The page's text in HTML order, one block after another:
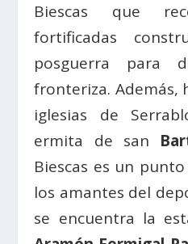
Biescas que
fortificadas
posguerra para
fronteriza. Además,
iglesias de
ermita de san
Biescas es un
los amantes del
se encuentra la